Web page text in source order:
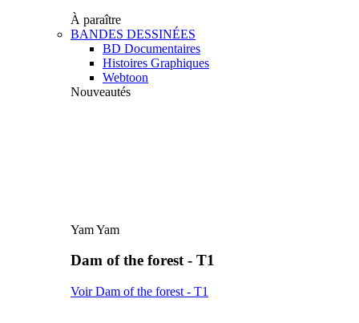
À paraître
BANDES DESSINÉES
BD Documentaires
Histoires Graphiques
Webtoon
Nouveautés
Yam Yam
Dam of the forest - T1
Voir Dam of the forest - T1